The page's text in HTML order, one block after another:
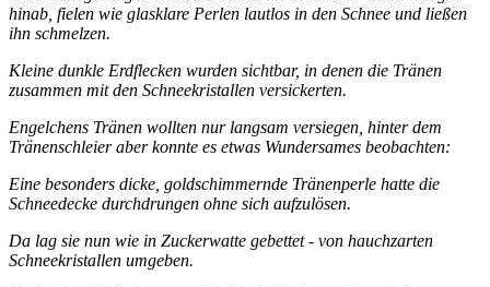
hinab, fielen wie glasklare Perlen lautlos in den Schnee und ließen
ihn schmelzen.
Kleine dunkle Erdflecken wurden sichtbar, in denen die Tränen
zusammen mit den Schneekristallen versickerten.
Engelchens Tränen wollten nur langsam versiegen, hinter dem
Tränenschleier aber konnte es etwas Wundersames beobachten:
Eine besonders dicke, goldschimmernde Tränenperle hatte die
Schneedecke durchdrungen ohne sich aufzulösen.
Da lag sie nun wie in Zuckerwatte gebettet - von hauchzarten
Schneekristallen umgeben.